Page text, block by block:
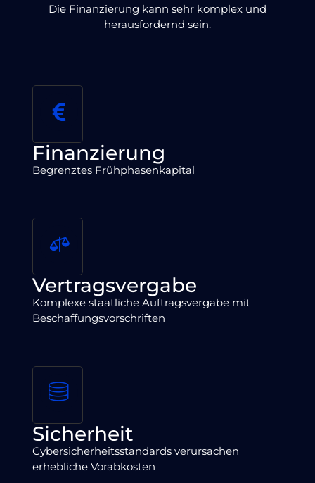
Die Finanzierung kann sehr komplex und
herausfordernd sein.
Finanzierung
Begrenztes Frühphasenkapital
Vertragsvergabe
Komplexe staatliche Auftragsvergabe mit
Beschaffungsvorschriften
Sicherheit
Cybersicherheitsstandards verursachen
erhebliche Vorabkosten